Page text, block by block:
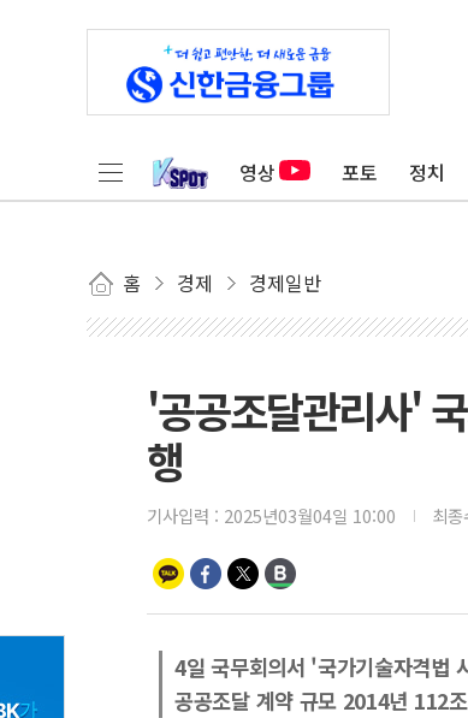
영상 포토 정치
홈 경제 경제일반
'공공조달관리사'
행
기사입력 : 2025년03월04일 10:00 최
4일 국무회의서 '국가기술자격법
공공조달 계약 규모 2014년 112